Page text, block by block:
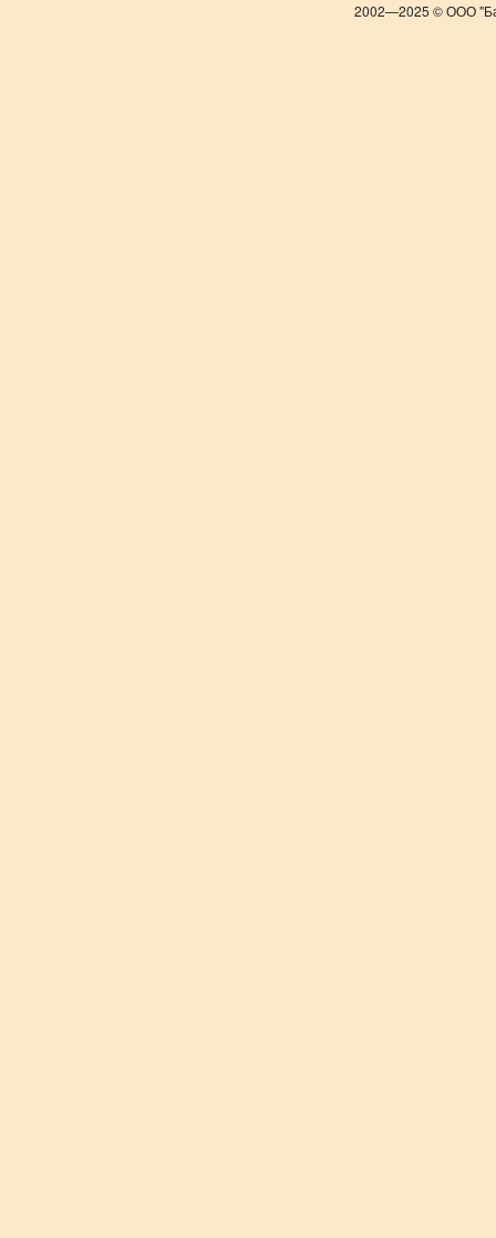
2002—2025 © ООО